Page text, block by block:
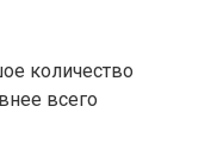
количество
всего